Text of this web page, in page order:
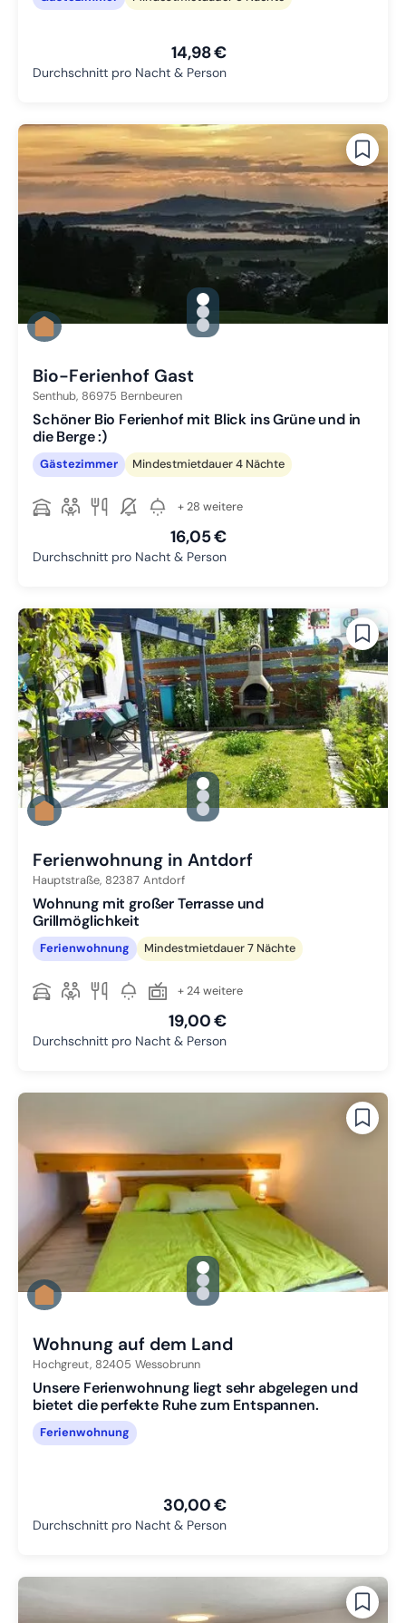
14,98 €
Durchschnitt pro Nacht & Person
gallery.slide_selector
Zu Slide 1 wechseln
Zu Slide 2 wechseln
Zu Slide 3 wechseln
Bio-Ferienhof Gast
Senthub, 86975 Bernbeuren
Schöner Bio Ferienhof mit Blick ins Grüne und in
die Berge :)
Gästezimmer Mindestmietdauer 4 Nächte
+ 28 weitere
16,05 €
Durchschnitt pro Nacht & Person
gallery.slide_selector
Zu Slide 1 wechseln
Zu Slide 2 wechseln
Zu Slide 3 wechseln
Ferienwohnung in Antdorf
Hauptstraße, 82387 Antdorf
Wohnung mit großer Terrasse und
Grillmöglichkeit
Ferienwohnung Mindestmietdauer 7 Nächte
+ 24 weitere
19,00 €
Durchschnitt pro Nacht & Person
gallery.slide_selector
Zu Slide 1 wechseln
Zu Slide 2 wechseln
Zu Slide 3 wechseln
Wohnung auf dem Land
Hochgreut, 82405 Wessobrunn
Unsere Ferienwohnung liegt sehr abgelegen und
bietet die perfekte Ruhe zum Entspannen.
Ferienwohnung
30,00 €
Durchschnitt pro Nacht & Person